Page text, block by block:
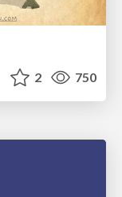
2 750